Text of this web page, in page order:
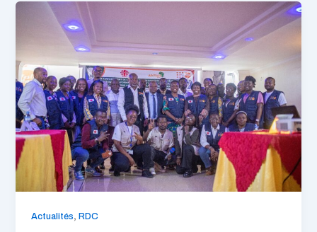
Actualités,RDC